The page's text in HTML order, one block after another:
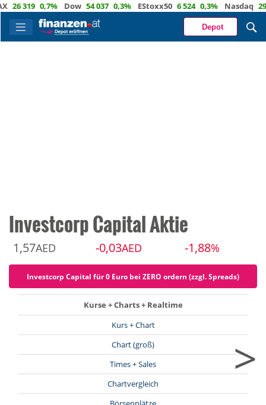
319 0,7% Dow 54 037 0,3% EStoxx50 6 524 0,3% Nasdaq 29 722
Depot
Investcorp Capital Aktie
1,57AED -0,03AED -1,88%
Investcorp Capital für 0 Euro bei ZERO ordern (zzgl. Spreads)
Kurse + Charts + Realtime
Kurs + Chart
Chart (groß)
Times + Sales
Chartvergleich
>